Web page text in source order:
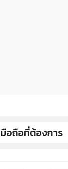
อถือที่ต้องการ